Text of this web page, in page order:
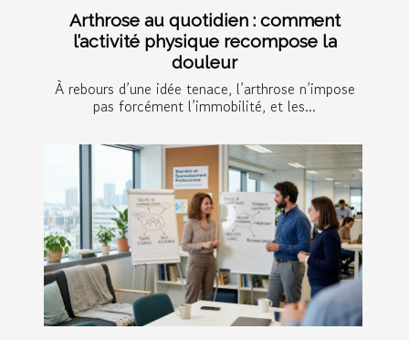
Arthrose au quotidien : comment
l’activité physique recompose la
douleur
À rebours d’une idée tenace, l’arthrose n’impose
pas forcément l’immobilité, et les...